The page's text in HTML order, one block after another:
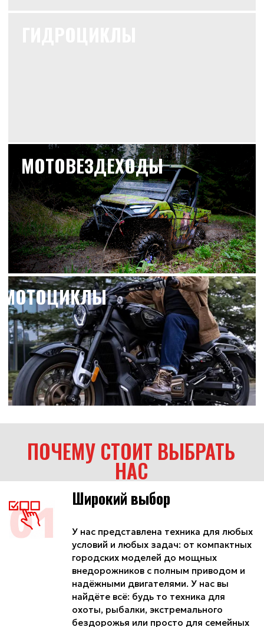
нас тщательную подготовку перед
выдачей. Мы проверяем все ключевые
узлы — двигатель, тормозную систему
и другие компоненты, чтобы
готова к эксплуатации в любых
условиях. Мы не просто выдаём
приключениям с первого дня.
Купить квадроцикл стало проще, чем
когда-либо. Мы сотрудничаем с
ведущими банками-партнёрами, чтобы
предложить вам рассрочку под 0%
без переплат или кредит на срок до 36
месяцев — с минимальным
первоначальным взносом и быстрым
одобрением.
Финансовая доступность
Мы заботимся о вас даже после
покупки. Наша команда специалистов
всегда на связи, чтобы ответить на
любой ваш вопрос, помочь с
настройкой и провести диагностику, а
также организовать сервисное
обслуживание в вашем регионе. Какую
бы технику вы ни выбрали, мы всегда
готовы поддержать вас.
Поддержка и обслуживание